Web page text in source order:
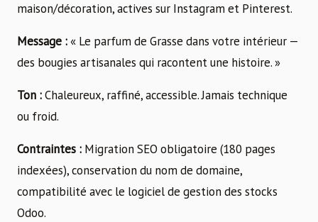
maison/décoration, actives sur Instagram et Pinterest.
Message :« Le parfum de Grasse dans votre intérieur —
des bougies artisanales qui racontent une histoire. »
Ton :Chaleureux, raffiné, accessible. Jamais technique
ou froid.
Contraintes : Migration SEO obligatoire (180 pages
indexées), conservation du nom de domaine,
compatibilité avec le logiciel de gestion des stocks
Odoo.